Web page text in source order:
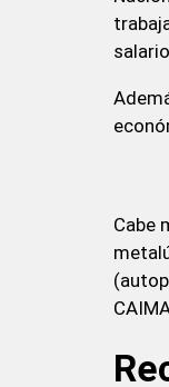
Cabe